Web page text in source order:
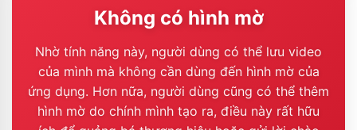
Không có hình mờ
Nhờ tính năng này, người dùng có thể lưu video
của mình mà không cần dùng đến hình mờ của
ứng dụng. Hơn nữa, người dùng cũng có thể thêm
hình mờ do chính mình tạo ra, điều này rất hữu